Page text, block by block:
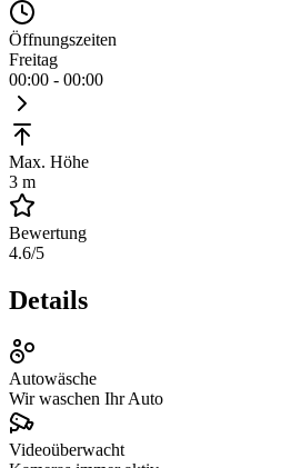
Öffnungszeiten
Freitag
00:00 - 00:00
Max. Höhe
3 m
Bewertung
4.6/5
Details
Autowäsche
Wir waschen Ihr Auto
Videoüberwacht